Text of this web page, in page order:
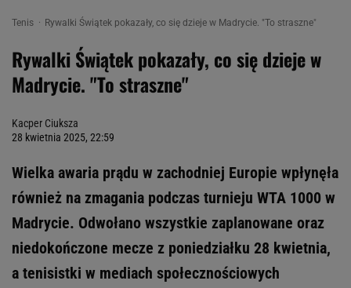
Tenis Rywalki Świątek pokazały, co się dzieje w Madrycie. "To straszne"
Rywalki Świątek pokazały, co się dzieje w
Madrycie. "To straszne"
Kacper Ciuksza
28 kwietnia 2025, 22:59
Wielka awaria prądu w zachodniej Europie wpłynęła
również na zmagania podczas turnieju WTA 1000 w
Madrycie. Odwołano wszystkie zaplanowane oraz
niedokończone mecze z poniedziałku 28 kwietnia,
a tenisistki w mediach społecznościowych